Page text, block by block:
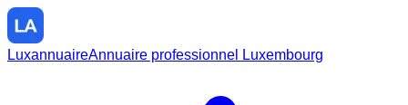
LuxannuaireAnnuaire professionnel Luxembourg